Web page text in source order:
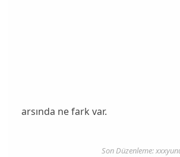
arsında ne fark var.
Son Düzenleme: